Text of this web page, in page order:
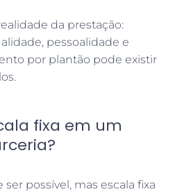
da prestação:
pessoalidade e
por plantão pode existir
fixa em um
possível, mas escala fixa